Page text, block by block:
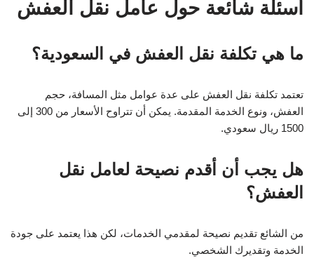
أسئلة شائعة حول عامل نقل العفش
ما هي تكلفة نقل العفش في السعودية؟
تعتمد تكلفة نقل العفش على عدة عوامل مثل المسافة، حجم
العفش، ونوع الخدمة المقدمة. يمكن أن تتراوح الأسعار من 300 إلى
1500 ريال سعودي.
هل يجب أن أقدم نصيحة لعامل نقل
العفش؟
من الشائع تقديم نصيحة لمقدمي الخدمات، لكن هذا يعتمد على جودة
الخدمة وتقديرك الشخصي.